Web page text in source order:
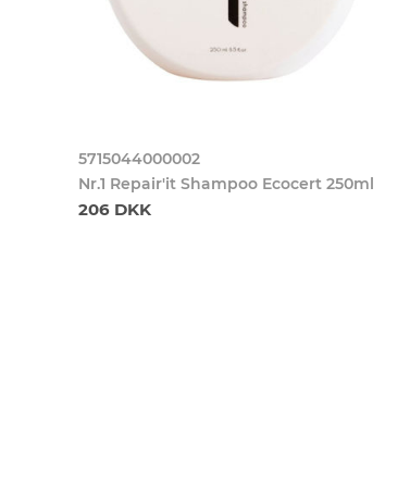
5715044000002
Nr.1 Repair'it Shampoo Ecocert 250ml
206 DKK